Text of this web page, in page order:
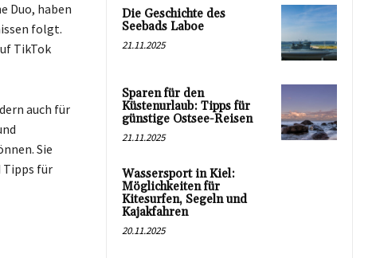
Duo, haben
folgt.
TikTok
auch für
Sie
Tipps für
Die Geschichte des
Seebads Laboe
21.11.2025
Sparen für den
Küstenurlaub: Tipps für
günstige Ostsee-Reisen
21.11.2025
Wassersport in Kiel:
Möglichkeiten für
Kitesurfen, Segeln und
Kajakfahren
20.11.2025